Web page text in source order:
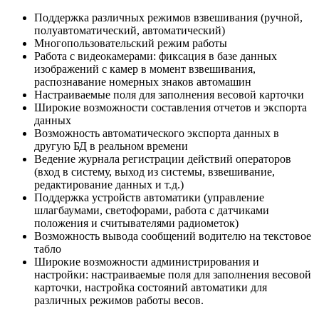
Поддержка различных режимов взвешивания (ручной,
полуавтоматический, автоматический)
Многопользовательский режим работы
Работа с видеокамерами: фиксация в базе данных
изображений с камер в момент взвешивания,
распознавание номерных знаков автомашин
Настраиваемые поля для заполнения весовой карточки
Широкие возможности составления отчетов и экспорта
данных
Возможность автоматического экспорта данных в
другую БД в реальном времени
Ведение журнала регистрации действий операторов
(вход в систему, выход из системы, взвешивание,
редактирование данных и т.д.)
Поддержка устройств автоматики (управление
шлагбаумами, светофорами, работа с датчиками
положения и считывателями радиометок)
Возможность вывода сообщений водителю на текстовое
табло
Широкие возможности администрирования и
настройки: настраиваемые поля для заполнения весовой
карточки, настройка состояний автоматики для
различных режимов работы весов.